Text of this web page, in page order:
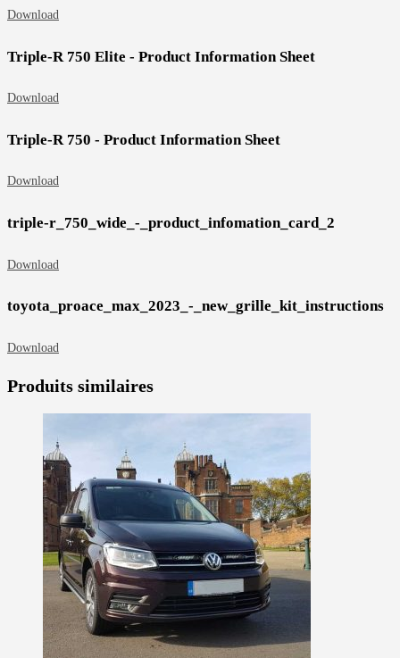
Download
Triple-R 750 Elite - Product Information Sheet
Download
Triple-R 750 - Product Information Sheet
Download
triple-r_750_wide_-_product_infomation_card_2
Download
toyota_proace_max_2023_-_new_grille_kit_instructions
Download
Produits similaires